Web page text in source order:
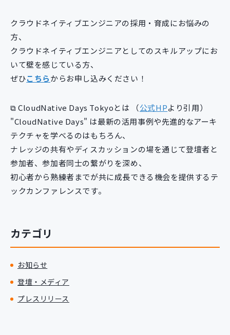
クラウドネイティブエンジニアの採用・育成にお悩みの
方、
クラウドネイティブエンジニアとしてのスキルアップにお
いて壁を感じている方、
ぜひこちらからお申し込みください！
⧉ CloudNative Days Tokyoとは （公式HPより引用）
"CloudNative Days" は最新の活用事例や先進的なアーキ
テクチャを学べるのはもちろん、
ナレッジの共有やディスカッションの場を通じて登壇者と
参加者、参加者同士の繋がりを深め、
初心者から熟練者までが共に成長できる機会を提供するテ
ックカンファレンスです。
カテゴリ
お知らせ
登壇・メディア
プレスリリース